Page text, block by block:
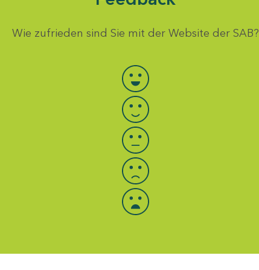
Wie zufrieden sind Sie mit der Website der SAB?
Bewertung auswählen